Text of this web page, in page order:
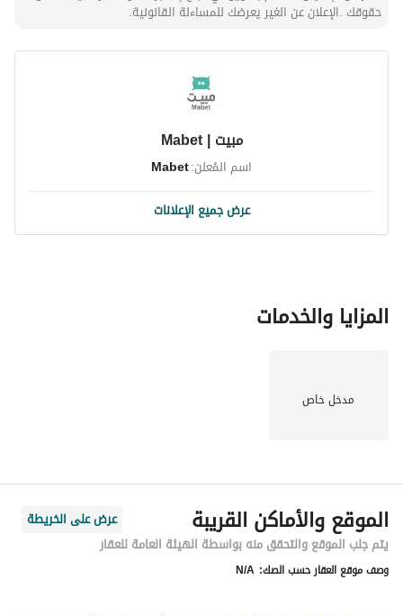
حقوقك .الإعلان عن الغير يعرضك للمساءلة القانونية.
مبيت | Mabet
اسم المُعلن:Mabet
عرض جميع الإعلانات
المزايا والخدمات
مدخل خاص
الموقع والأماكن القريبة
عرض على الخريطة
يتم جلب الموقع والتحقق منه بواسطة الهيئة العامة للعقار
وصف موقع العقار حسب الصك: N/A